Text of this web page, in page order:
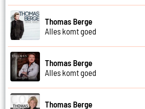
Thomas Berge
Alles komt goed
Thomas Berge
Alles komt goed
Thomas Berge